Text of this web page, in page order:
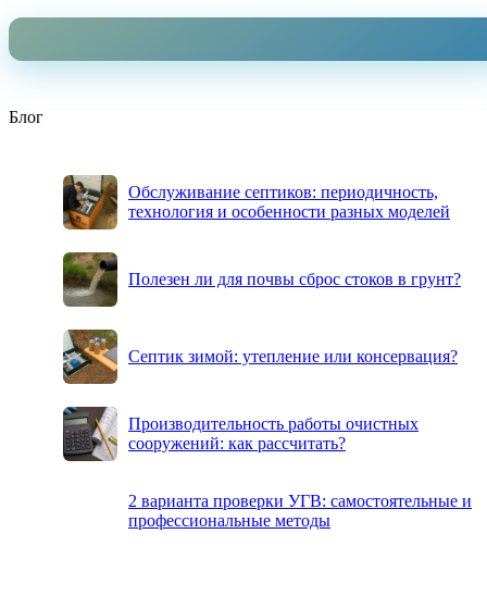
Блог
Обслуживание септиков: периодичность,
технология и особенности разных моделей
Полезен ли для почвы сброс стоков в грунт?
Септик зимой: утепление или консервация?
Производительность работы очистных
сооружений: как рассчитать?
2 варианта проверки УГВ: самостоятельные и
профессиональные методы